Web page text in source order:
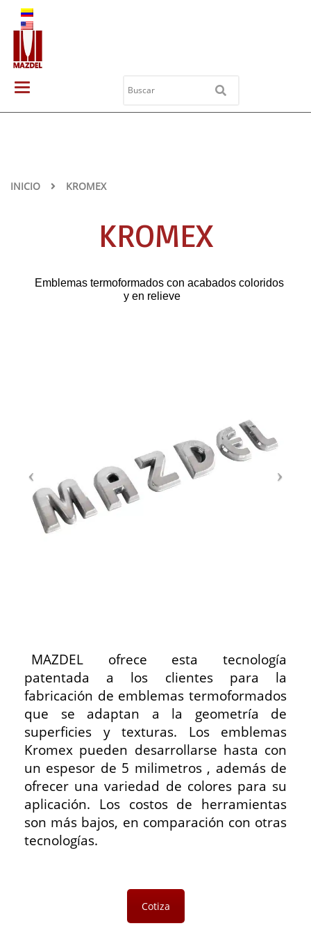
Toggle
INICIO KROMEX
KROMEX
Emblemas termoformados con acabados coloridos
y en relieve
MAZDEL ofrece esta tecnología
patentada a los clientes para la
fabricación de emblemas termoformados
que se adaptan a la geometría de
superficies y texturas. Los emblemas
Kromex pueden desarrollarse hasta con
un espesor de 5 milimetros , además de
ofrecer una variedad de colores para su
aplicación. Los costos de herramientas
son más bajos, en comparación con otras
tecnologías.
Cotiza